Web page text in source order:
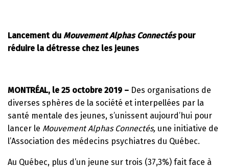
Lancement du Mouvement Alphas Connectéspour
réduire la détresse chez les jeunes
MONTRÉAL, le 25 octobre 2019 – Des organisations de
diverses sphères de la société et interpellées par la
santé mentale des jeunes, s’unissent aujourd’hui pour
lancer le Mouvement Alphas Connectés, une initiative de
l’Association des médecins psychiatres du Québec.
Au Québec, plus d’un jeune sur trois (37,3%) fait face à